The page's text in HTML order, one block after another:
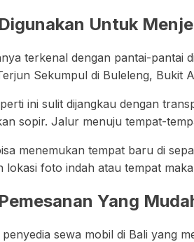
Untuk
terkenal dengan pantai-pantai
Sekumpul di Buleleng, Bukit
ini sulit dijangkau dengan
sopir. Jalur menuju tempat-
menemukan tempat baru di
lokasi foto indah atau tempat
Yang
sewa mobil di Bali yang